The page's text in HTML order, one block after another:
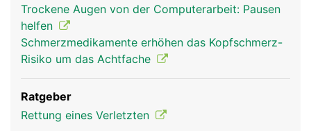
Trockene Augen von der Computerarbeit: Pausen
helfen
Schmerzmedikamente erhöhen das Kopfschmerz-
Risiko um das Achtfache
Ratgeber
Rettung eines Verletzten